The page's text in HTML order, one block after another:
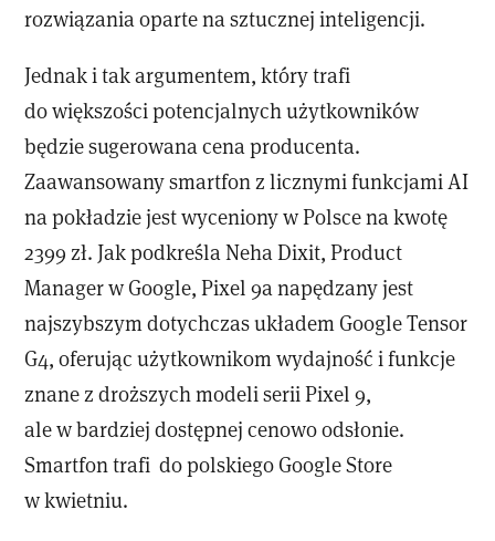
rozwiązania oparte na sztucznej inteligencji.
Jednak i tak argumentem, który trafi
do większości potencjalnych użytkowników
będzie sugerowana cena producenta.
Zaawansowany smartfon z licznymi funkcjami AI
na pokładzie jest wyceniony w Polsce na kwotę
2399 zł. Jak podkreśla Neha Dixit, Product
Manager w Google, Pixel 9a napędzany jest
najszybszym dotychczas układem Google Tensor
G4, oferując użytkownikom wydajność i funkcje
znane z droższych modeli serii Pixel 9,
ale w bardziej dostępnej cenowo odsłonie.
Smartfon trafi do polskiego Google Store
w kwietniu.